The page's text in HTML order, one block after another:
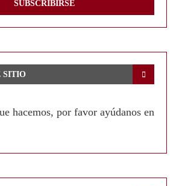
SITIO
hacemos, por favor ayúdanos en